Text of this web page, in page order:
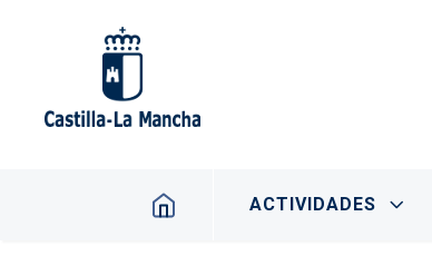
Navegación principal
ACTIVIDADES